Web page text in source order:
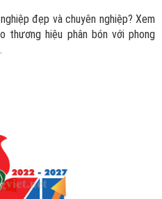
đẹp và chuyên nghiệp? Xem
thương hiệu phân bón với phong